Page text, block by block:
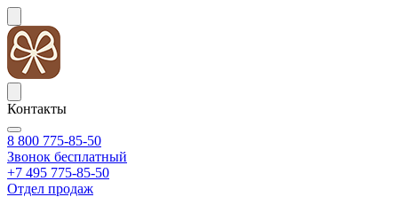
Контакты
8 800 775-85-50
Звонок бесплатный
+7 495 775-85-50
Отдел продаж